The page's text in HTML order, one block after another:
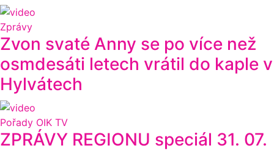
Zprávy
Zvon svaté Anny se po více než
osmdesáti letech vrátil do kaple v
Hylvátech
Pořady OIK TV
ZPRÁVY REGIONU speciál 31. 07.